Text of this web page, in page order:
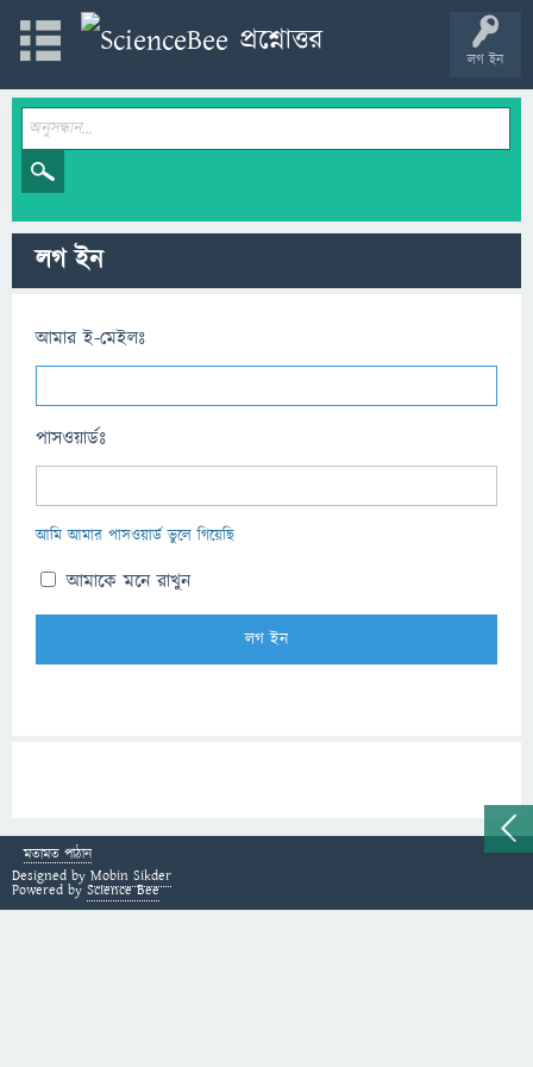
লগ ইন
লগ ইন
আমার ই-মেইলঃ
পাসওয়ার্ডঃ
আমি আমার পাসওয়ার্ড ভুলে গিয়েছি
আমাকে মনে রাখুন
মতামত পাঠান
Designed by Mobin Sikder
Powered by Science Bee